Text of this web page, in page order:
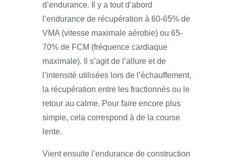
d’endurance. Il y a tout d’abord
l’endurance de récupération à 60-65% de
VMA (vitesse maximale aérobie) ou 65-
70% de FCM (fréquence cardiaque
maximale). Il s’agit de l’allure et de
l’intensité utilisées lors de l’échauffement,
la récupération entre les fractionnés ou le
retour au calme. Pour faire encore plus
simple, cela correspond à de la course
lente.
Vient ensuite l’endurance de construction